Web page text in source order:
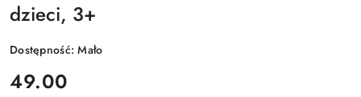
dzieci, 3+
Dostępność:Mało
cena:
49.00